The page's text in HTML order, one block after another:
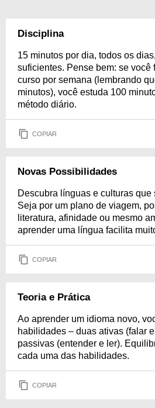
Disciplina
15 minutos por dia, todos os
suficientes. Pense bem: se você
curso por semana (lembrando
minutos), você estuda 100
método diário.
COPIAR
Novas Possibilidades
Descubra línguas e culturas que
Seja por um plano de viagem,
literatura, afinidade ou mesmo
aprender uma língua facilita
COPIAR
Teoria e Prática
Ao aprender um idioma novo,
habilidades – duas ativas (falar
passivas (entender e ler).
cada uma das habilidades.
COPIAR